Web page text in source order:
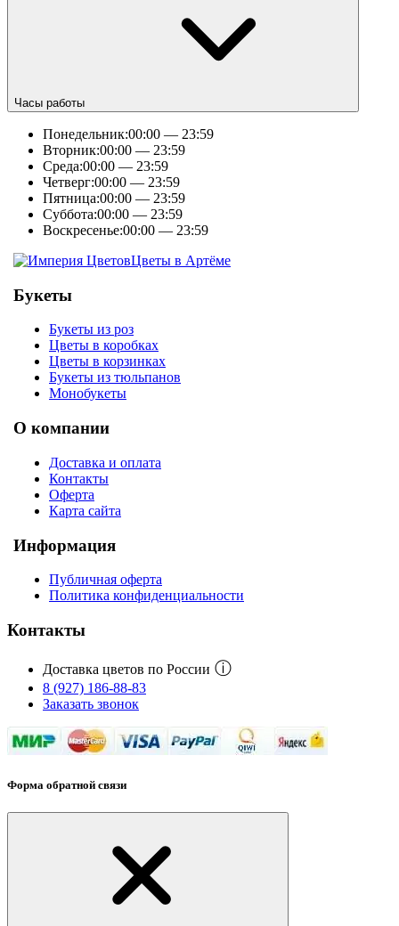
Часы работы
Понедельник:00:00 — 23:59
Вторник:00:00 — 23:59
Среда:00:00 — 23:59
Четверг:00:00 — 23:59
Пятница:00:00 — 23:59
Суббота:00:00 — 23:59
Воскресенье:00:00 — 23:59
Цветы в Артёме
Букеты
Букеты из роз
Цветы в коробках
Цветы в корзинках
Букеты из тюльпанов
Монобукеты
О компании
Доставка и оплата
Контакты
Оферта
Карта сайта
Информация
Публичная оферта
Политика конфиденциальности
Контакты
Доставка цветов по России ⓘ
8 (927) 186-88-83
Заказать звонок
Форма обратной связи